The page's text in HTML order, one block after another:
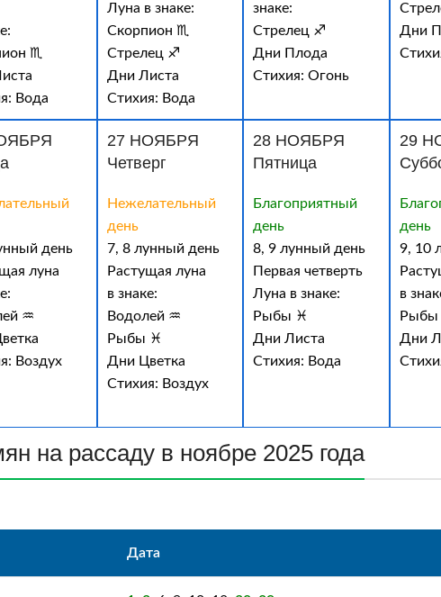
♏
Вода
Луна в знаке:
Скорпион ♏
Стрелец ♐
Дни Листа
Стихия: Вода
знаке:
Стрелец ♐
Дни Плода
Стихия: Огонь
Дни
день
луна
♒
Воздух
27 НОЯБРЯ
Четверг
Нежелательный
день
7, 8 лунный день
Растущая луна
в знаке:
Водолей ♒
Рыбы ♓
Дни Цветка
Стихия: Воздух
28 НОЯБРЯ
Пятница
Благоприятный
день
8, 9 лунный день
Первая четверть
Луна в знаке:
Рыбы ♓
Дни Листа
Стихия: Вода
29
день
9, 10
в
Рыбы
Дни
на рассаду в ноябре 2025 года
Дата